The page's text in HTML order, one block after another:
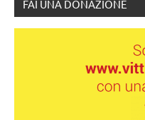
FAI UNA DONAZIONE